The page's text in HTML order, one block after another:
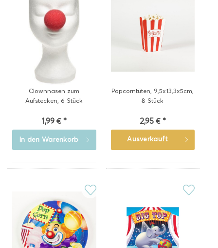
Clownnasen zum
Aufstecken, 6 Stück
1,99 € *
In den Warenkorb
Popcorntüten, 9,5x13,3x5cm,
8 Stück
2,95 € *
Ausverkauft